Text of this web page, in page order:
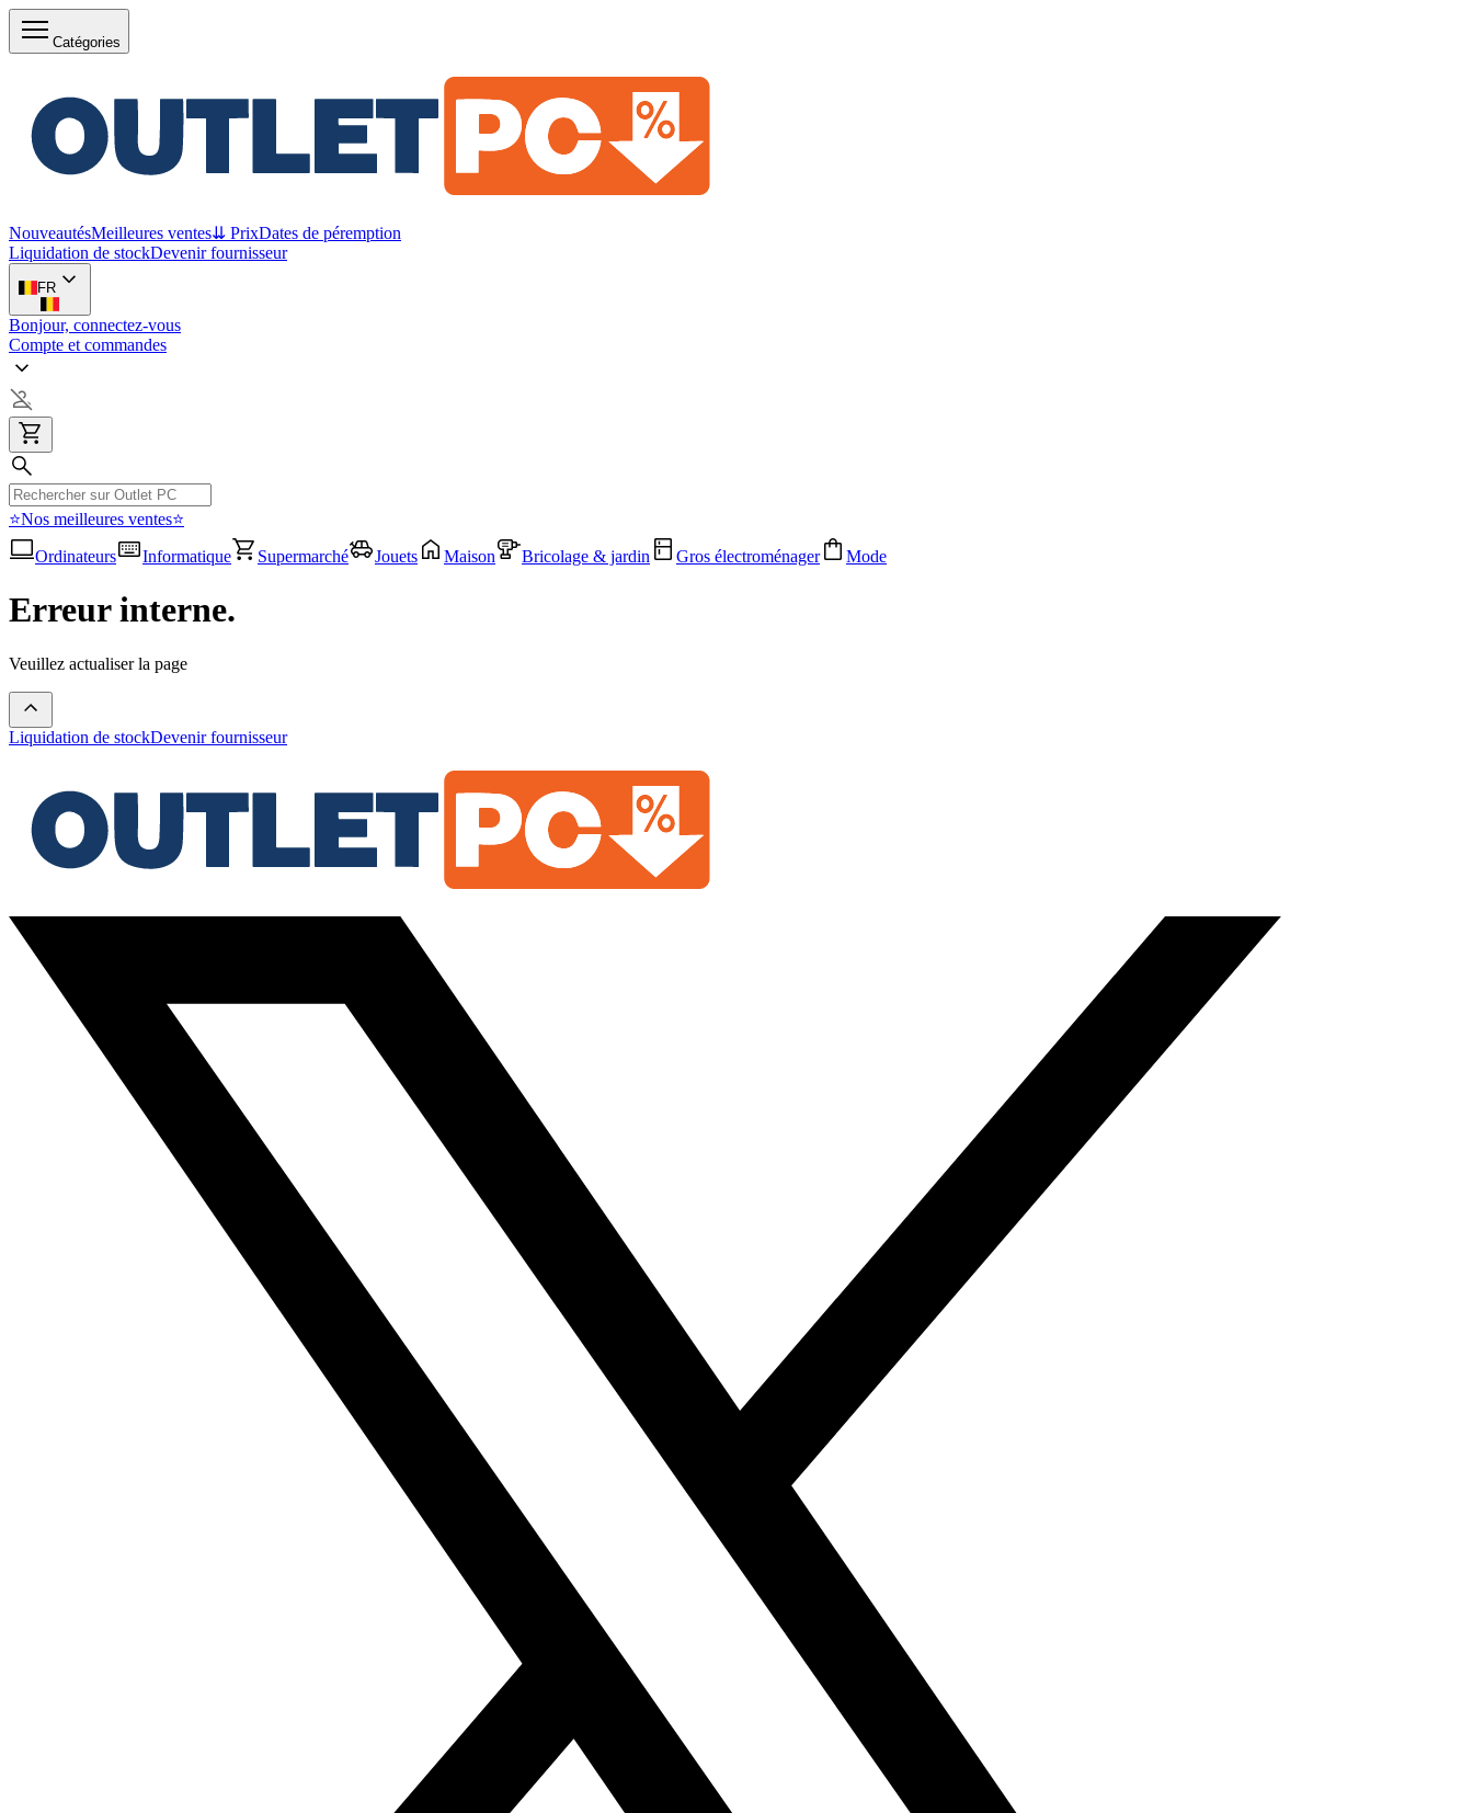
Catégories
NouveautésMeilleures ventes⇊ PrixDates de péremption
Liquidation de stockDevenir fournisseur
FR
Bonjour, connectez-vous
Compte et commandes
⭐Nos meilleures ventes⭐
Ordinateurs
Informatique Supermarché Jouets Maison Bricolage & jardin Gros électroménager Mode
Erreur interne.
Veuillez actualiser la page
Liquidation de stockDevenir fournisseur